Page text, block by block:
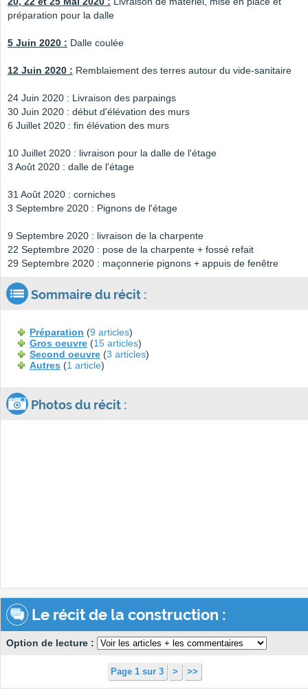
préparation pour la dalle
5 Juin 2020 : Dalle coulée
12 Juin 2020 : Remblaiement des terres autour du vide-sanitaire
24 Juin 2020 : Livraison des parpaings
30 Juin 2020 : début d'élévation des murs
6 Juillet 2020 : fin élévation des murs
10 Juillet 2020 : livraison pour la dalle de l'étage
3 Août 2020 : dalle de l'étage
31 Août 2020 : corniches
3 Septembre 2020 : Pignons de l'étage
9 Septembre 2020 : livraison de la charpente
22 Septembre 2020 : pose de la charpente + fossé refait
29 Septembre 2020 : maçonnerie pignons + appuis de fenêtre
Sommaire du récit :
Préparation (9 articles)
Gros oeuvre (15 articles)
Second oeuvre (3 articles)
Autres (1 article)
Photos du récit :
Le récit de la construction :
Option de lecture :
Page 1 sur 3 > >>